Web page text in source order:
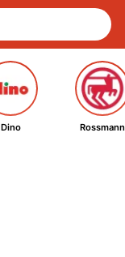
Dino Rossmann